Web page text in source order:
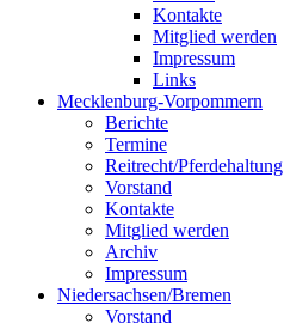
Kontakte
Mitglied werden
Impressum
Links
Mecklenburg-Vorpommern
Berichte
Termine
Reitrecht/Pferdehaltung
Vorstand
Kontakte
Mitglied werden
Archiv
Impressum
Niedersachsen/Bremen
Vorstand